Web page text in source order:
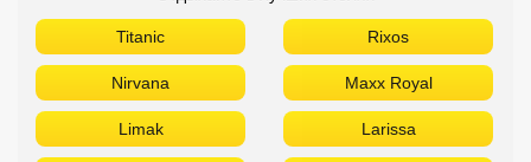
Dobedan Delphin
Crystal Barut
Aydınbey Aska